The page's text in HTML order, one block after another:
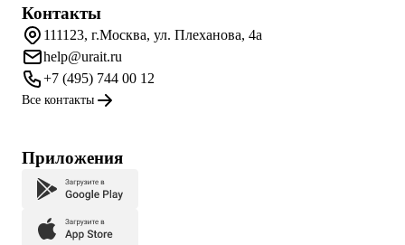
Контакты
111123, г.Москва, ул. Плеханова, 4а
help@urait.ru
+7 (495) 744 00 12
Все контакты
Приложения